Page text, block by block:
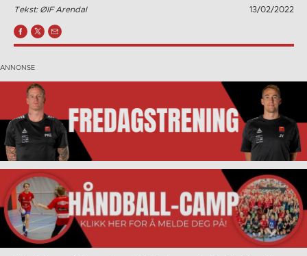
Tekst: ØIF Arendal 13/02/2022